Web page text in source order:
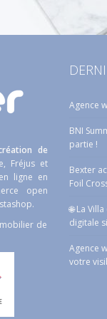
de
Fréjus et
ligne en
open
de
Agence
BNI
partie !
Bexter
Foil
🌐 La
digitale
Agence
votre